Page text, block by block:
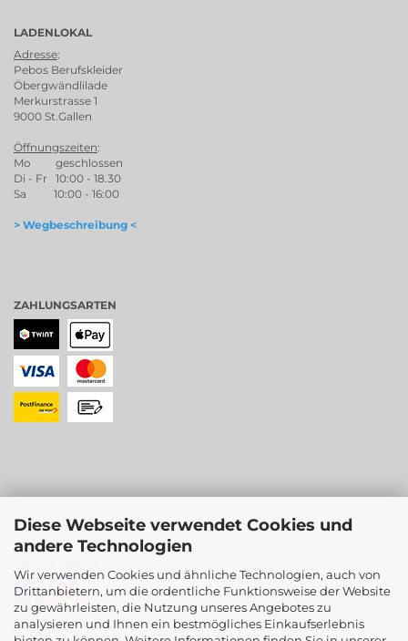
Diese Webseite verwendet Cookies und
andere Technologien
Wir verwenden Cookies und ähnliche Technologien, auch von
Drittanbietern, um die ordentliche Funktionsweise der Website
zu gewährleisten, die Nutzung unseres Angebotes zu
analysieren und Ihnen ein bestmögliches Einkaufserlebnis
LADENLOKAL
Adresse:
Pebos Berufskleider
Öbergwändlilade
Merkurstrasse 1
9000 St.Gallen
Öffnungszeiten:
Mo geschlossen
Di - Fr 10:00 - 18.30
Sa 10:00 - 16:00
> Wegbeschreibung <
ZAHLUNGSARTEN